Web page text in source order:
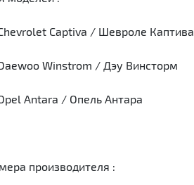
Captiva / Шевроле Каптива
Winstrom / Дэу Винсторм
Antara / Опель Антара
производителя :